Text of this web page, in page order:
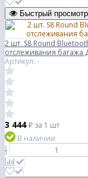
Быстрый просмотр
2 шт. S8 Round
отслеживания багажа
Артикул: -
3 444₽ за 1 шт
В наличии
-